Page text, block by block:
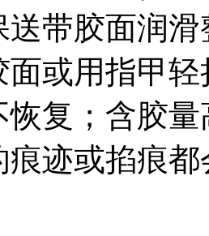
送带胶面润
面或用指甲
恢复；含胶
痕迹或掐痕